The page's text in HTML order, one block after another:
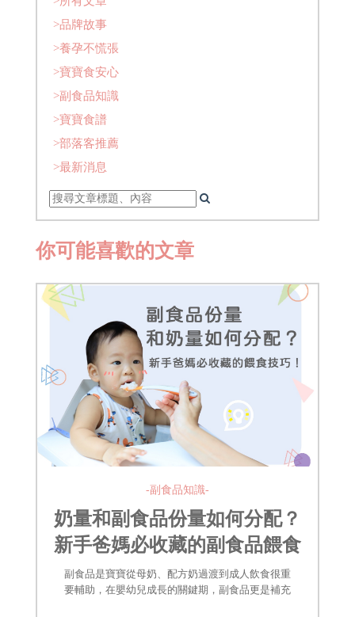
>品牌故事
>養孕不慌張
>寶寶食安心
>副食品知識
>寶寶食譜
>部落客推薦
>最新消息
你可能喜歡的文章
-副食品知識-
奶量和副食品份量如何分配？
新手爸媽必收藏的副食品餵食
技巧！
副食品是寶寶從母奶、配方奶過渡到成人飲食很重
要輔助，在嬰幼兒成長的關鍵期，副食品更是補充